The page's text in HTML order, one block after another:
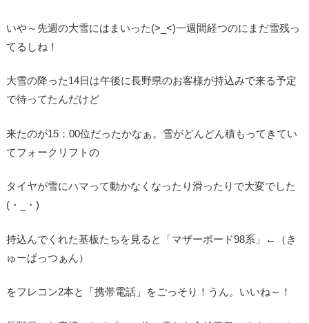
いや～先週の大雪にはまいった(>_<)一週間経つのにまだ雪残っ
てるしね！
大雪の降った14日は午後に長野県のお客様が持込みで来る予定
で待ってたんだけど
来たのが15：00位だったかなぁ。雪がどんどん積もってきてい
てフォークリフトの
タイヤが雪にハマって動かなくなったり滑ったりで大変でした
(・_・)
持込んでくれた基板たちを見ると「マザーボード98系」←（き
ゅーぱっつぁん）
をフレコン2本と「携帯電話」をごっそり！うん。いいね～！